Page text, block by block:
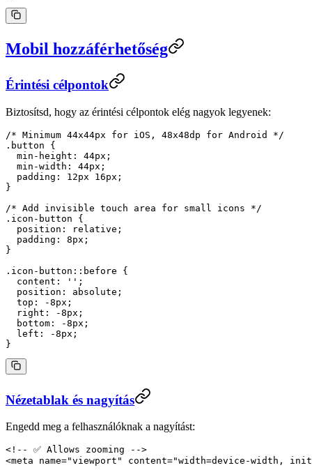
Mobil hozzáférhetőség
Érintési célpontok
Biztosítsd, hogy az érintési célpontok elég nagyok legyenek:
/* Minimum 44x44px for iOS, 48x48dp for Android */
.button {
  min-height
: 44px ;
  min-width
: 44px ;
  padding
: 12px 16px ;
}
/* Add invisible touch area for small icons */
.icon-button {
  position
: relative ;
  padding
: 8px ;
}
.icon-button::before {
  content
: '' ;
  position
: absolute ;
  top
: -8px ;
  right
: -8px ;
  bottom
: -8px ;
  left
: -8px ;
}
Nézetablak és nagyítás
Engedd meg a felhasználóknak a nagyítást:
<!-- ✅ Allows zooming -->
<meta name="viewport" content="width=device-width,